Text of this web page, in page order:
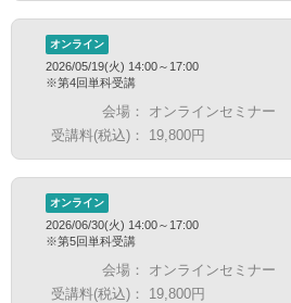
オンライン
2026/05/19(火) 14:00～17:00
※第4回単科受講
会場：
オンラインセミナー
受講料(税込)：
19,800円
オンライン
2026/06/30(火) 14:00～17:00
※第5回単科受講
会場：
オンラインセミナー
受講料(税込)：
19,800円